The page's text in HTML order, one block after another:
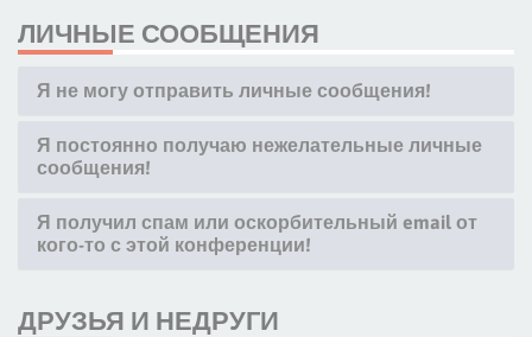
ЛИЧНЫЕ СООБЩЕНИЯ
Я не могу отправить личные сообщения!
Я постоянно получаю нежелательные личные
сообщения!
Я получил спам или оскорбительный email от
кого-то с этой конференции!
ДРУЗЬЯ И НЕДРУГИ